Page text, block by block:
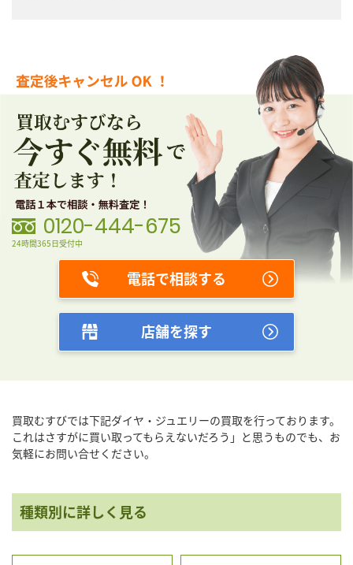
0120-444-675
24時間365日受付中
電話で相談する
店舗を探す
買取むすびでは下記ダイヤ・ジュエリーの買取を行っております。
これはさすがに買い取ってもらえないだろう」と思うものでも、 お
気軽にお問い合せください。
種類別に詳しく見る